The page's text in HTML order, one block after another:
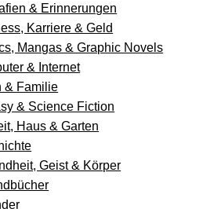
& Erinnerungen
Karriere & Geld
Mangas & Graphic Novels
& Internet
& Familie
& Science Fiction
Haus & Garten
Geist & Körper